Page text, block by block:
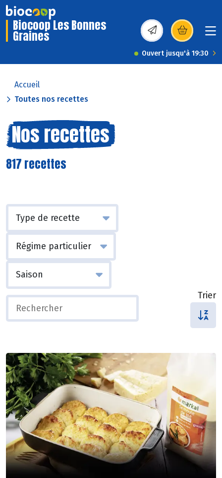
Biocoop Les Bonnes
Graines (s’ouvre dans une
Ouvert jusqu'à 19:30
Accueil
Toutes nos recettes
Nos recettes
817 recettes
Trier